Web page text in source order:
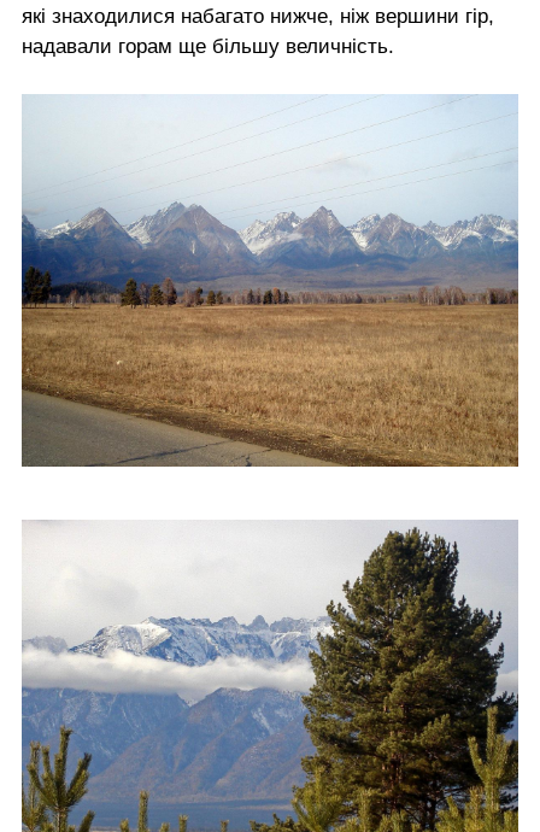
які знаходилися набагато нижче, ніж вершини гір,
надавали горам ще більшу величність.